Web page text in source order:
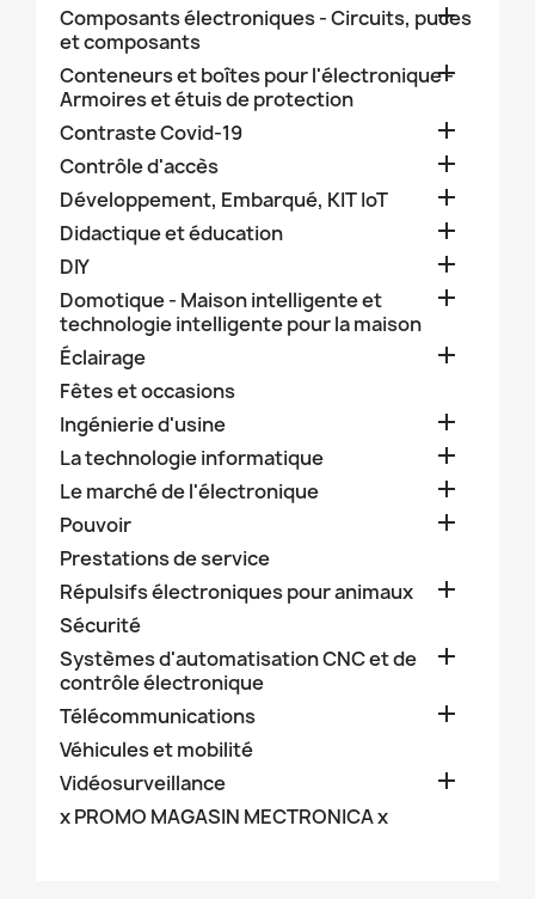
Composants électroniques - Circuits, puces
et composants

Conteneurs et boîtes pour l'électronique -
Armoires et étuis de protection

Contraste Covid-19 
Contrôle d'accès 
Développement, Embarqué, KIT IoT 
Didactique et éducation 
DIY 
Domotique - Maison intelligente et
technologie intelligente pour la maison

Éclairage 
Fêtes et occasions
Ingénierie d'usine

La technologie informatique 
Le marché de l'électronique 
Pouvoir 
Prestations de service
Répulsifs électroniques pour animaux

Sécurité
Systèmes d'automatisation CNC et de
contrôle électronique

Télécommunications 
Véhicules et mobilité
Vidéosurveillance

x PROMO MAGASIN MECTRONICA x